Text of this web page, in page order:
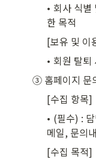
𑇐 회사 식
한 목적
[보유 및 이
𑇐 회원 탈퇴
③ 홈페이지 문
[수집 항목]
𑇐 (필수) :
메일, 문의
[수집 목적]